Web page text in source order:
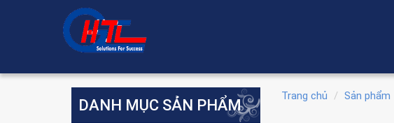
Trang chủ Sản phẩm
DANH MỤC SẢN PHẨM